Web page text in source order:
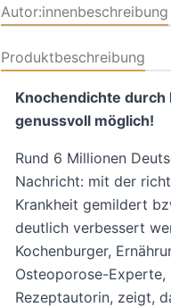
Autor:innenbeschreibung
Produktbeschreibung
Knochendichte
genussvoll möglich!
Rund 6 Millionen
Nachricht: mit der
Krankheit gemildert
deutlich verbessert
Kochenburger,
Osteoporose-
Rezeptautorin, zeigt,